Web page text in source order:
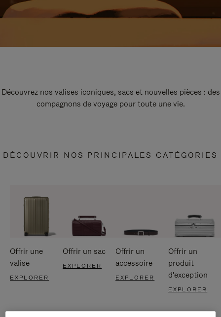
Découvrez nos valises iconiques, sacs et nouvelles pièces : des
compagnons de voyage pour toute une vie.
DÉCOUVRIR NOS PRINCIPALES CATÉGORIES
Offrir une
valise
EXPLORER
Offrir un sac
EXPLORER
Offrir un
accessoire
EXPLORER
Offrir un
produit
d'exception
EXPLORER